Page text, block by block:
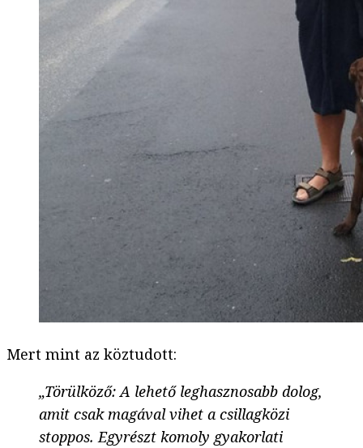
Mert mint az köztudott:
„Törülköző: A lehető leghasznosabb dolog,
amit csak magával vihet a csillagközi
stoppos. Egyrészt komoly gyakorlati